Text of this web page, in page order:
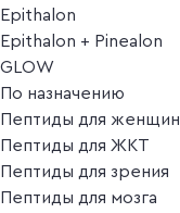
Epithalon
Epithalon + Pinealon
GLOW
По назначению
Пептиды для женщин
Пептиды для ЖКТ
Пептиды для зрения
Пептиды для мозга